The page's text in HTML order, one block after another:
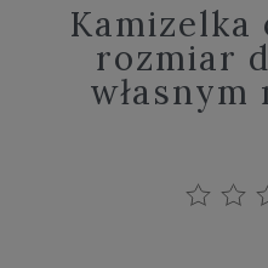
Kamizelka
rozmiar
własnym